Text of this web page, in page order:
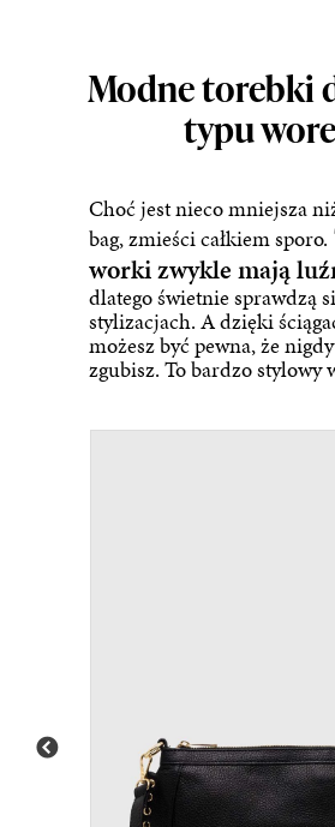
Modne torebki
typu
Choć jest nieco mniejsza
bag, zmieści całkiem sporo.
worki zwykle mają
dlatego świetnie sprawdzą
stylizacjach. A dzięki
możesz być pewna, że
zgubisz. To bardzo stylowy